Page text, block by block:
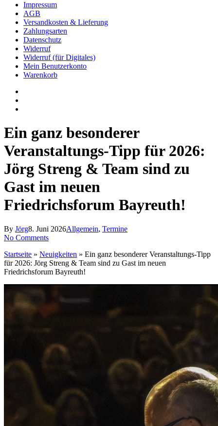
Impressum
AGB
Versandkosten & Lieferung
Zahlungsarten
Datenschutz
Widerruf
Widerruf (für Digitales)
Mein Benutzerkonto
Warenkorb
Ein ganz besonderer
Veranstaltungs-Tipp für 2026:
Jörg Streng & Team sind zu
Gast im neuen
Friedrichsforum Bayreuth!
By Jörg8. Juni 2026Allgemein, Termine
No Comments
Startseite » Neuigkeiten » Ein ganz besonderer Veranstaltungs-Tipp
für 2026: Jörg Streng & Team sind zu Gast im neuen
Friedrichsforum Bayreuth!